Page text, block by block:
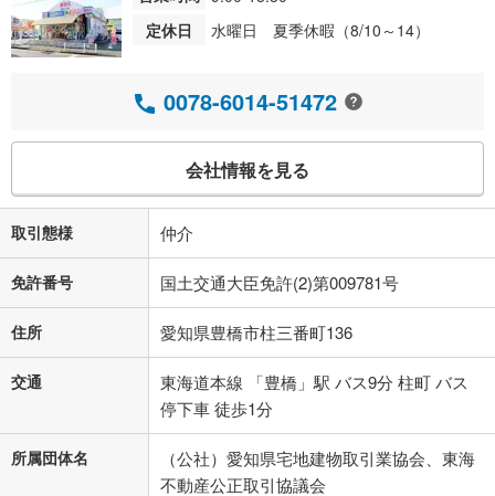
定休日
水曜日 夏季休暇（8/10～14）
0078-6014-51472
会社情報を見る
取引態様 仲介
免許番号 国土交通大臣免許(2)第009781号
住所 愛知県豊橋市柱三番町136
交通
東海道本線 「豊橋」駅 バス9分 柱町 バス
停下車 徒歩1分
所属団体名
（公社）愛知県宅地建物取引業協会、東海
不動産公正取引協議会